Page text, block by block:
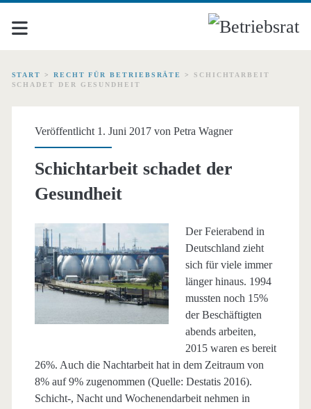
START > RECHT FÜR BETRIEBSRÄTE > SCHICHTARBEIT
SCHADET DER GESUNDHEIT
Veröffentlicht 1. Juni 2017 von Petra Wagner
Schichtarbeit schadet der
Gesundheit
Der Feierabend in
Deutschland zieht
sich für viele immer
länger hinaus. 1994
mussten noch 15%
der Beschäftigten
abends arbeiten,
2015 waren es bereit
26%. Auch die Nachtarbeit hat in dem Zeitraum von
8% auf 9% zugenommen (Quelle: Destatis 2016).
Schicht-, Nacht und Wochenendarbeit nehmen in